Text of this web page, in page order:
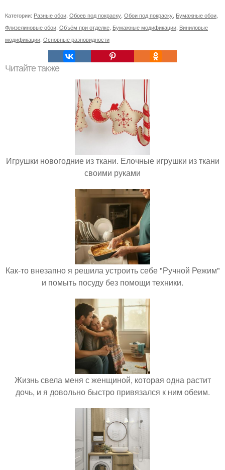
Категории: Разные обои Обоев под покраску Обои под покраску Бумажные обои
Флизелиновые обои Объём при отделке Бумажные модификации Виниловые
модификации Основные разновидности
Читайте также
Игрушки новогодние из ткани. Елочные игрушки из ткани
своими руками
Как-то внезапно я решила устроить себе "Ручной Режим"
и помыть посуду без помощи техники.
Жизнь свела меня с женщиной, которая одна растит
дочь, и я довольно быстро привязался к ним обеим.